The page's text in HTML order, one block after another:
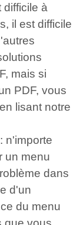
difficile à
il est difficile
mais si
PDF, vous
lisant notre
: n'importe
un menu
dans
d'un
du menu